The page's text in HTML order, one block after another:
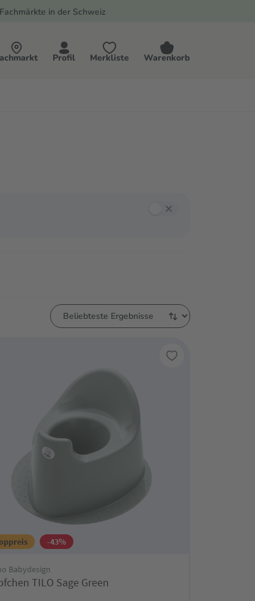
in der Schweiz
Profil Merkliste Warenkorb
mit Enter oder der Leertaste Filter auswählen.
-43%
Babydesign
TILO Sage Green